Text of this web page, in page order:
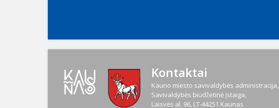
Kontaktai
Kauno miesto savivaldybės administracija,
Savivaldybės biudžetinė įstaiga,
Laisvės al. 96, LT-44251 Kaunas